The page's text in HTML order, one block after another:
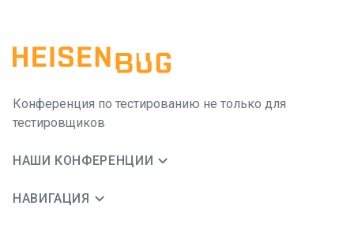
Конференция по тестированию не только для
тестировщиков
НАШИ КОНФЕРЕНЦИИ
НАВИГАЦИЯ